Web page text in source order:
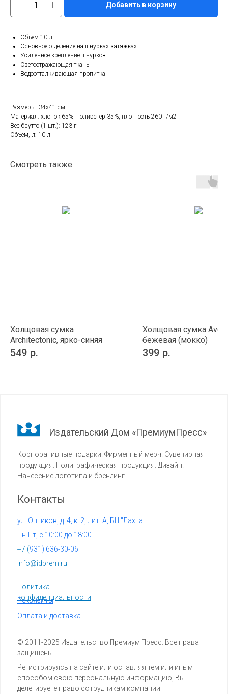
Добавить в корзину
Объем 10 л
Основное отделение на шнурках-затяжках
Усиленное крепление шнурков
Светоотражающая ткань
Водоотталкивающая пропитка
Размеры: 34x41 см
Материал: хлопок 65%; полиэстер 35%, плотность 260 г/м2
Вес брутто (1 шт.): 123 г
Объем, л: 10 л
Смотреть также
Холщовая сумка
Architectonic, ярко-синяя
549 р.
Холщовая сумка
бежевая (мокко)
399 р.
© 2011-2025 Издательство Премиум Пресс. Все права
защищены
Издательский Дом «ПремиумПресс»
Корпоративные подарки. Фирменный мерч. Сувенирная
продукция. Полиграфическая продукция. Дизайн.
Нанесение логотипа и брендинг.
Регистрируясь на сайте или оставляя тем или иным
способом свою персональную информацию, Вы
делегируете право сотрудникам компании
info@idprem.ru
Контакты
Политика
конфиденциальности
+7 (931) 636-30-06
Реквизиты
ул. Оптиков, д. 4, к. 2, лит. А, БЦ "Лахта"
Оплата и доставка
Пн-Пт, с 10:00 до 18:00